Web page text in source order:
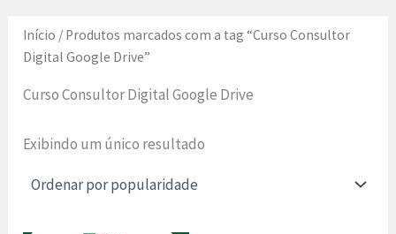
Início / Produtos marcados com a tag “Curso Consultor
Digital Google Drive”
Curso Consultor Digital Google Drive
Exibindo um único resultado